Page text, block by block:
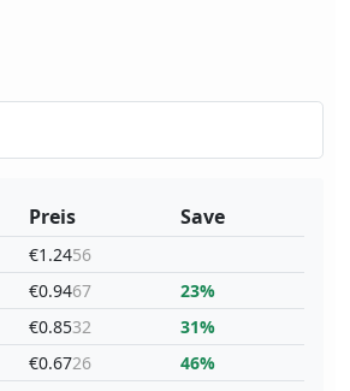
Preis
€1.2456
€0.9467
€0.8532
€0.6726
Save
23%
31%
46%